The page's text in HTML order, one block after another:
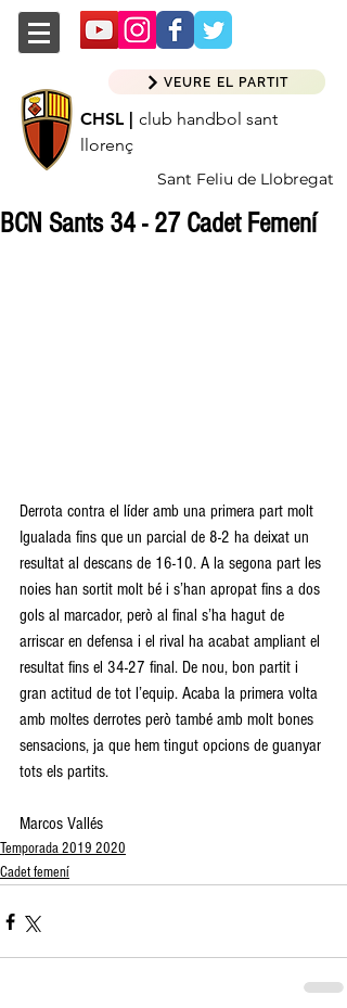
CHSL | club handbol sant
llorenç
Sant Feliu de Llobregat
VEURE EL PARTIT
BCN Sants 34 - 27 Cadet Femení
Derrota contra el líder amb una primera part molt
Igualada fins que un parcial de 8-2 ha deixat un
resultat al descans de 16-10. A la segona part les
noies han sortit molt bé i s’han apropat fins a dos
gols al marcador, però al final s’ha hagut de
arriscar en defensa i el rival ha acabat ampliant el
resultat fins el 34-27 final. De nou, bon partit i
gran actitud de tot l’equip. Acaba la primera volta
amb moltes derrotes però també amb molt bones
sensacions, ja que hem tingut opcions de guanyar
tots els partits.
Marcos Vallés
Temporada 2019 2020
Cadet femení